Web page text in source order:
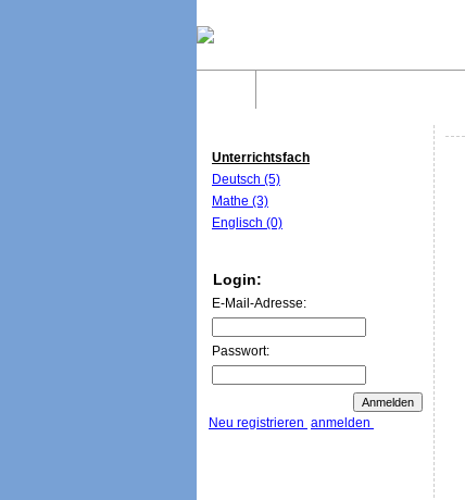
Unterrichtsfach
Deutsch (5)
Mathe (3)
Englisch (0)
Login:
E-Mail-Adresse:
Passwort:
Neu registrieren anmelden